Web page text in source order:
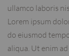
ullamco laboris
Lorem ipsum
do eiusmod
aliqua. Ut enim